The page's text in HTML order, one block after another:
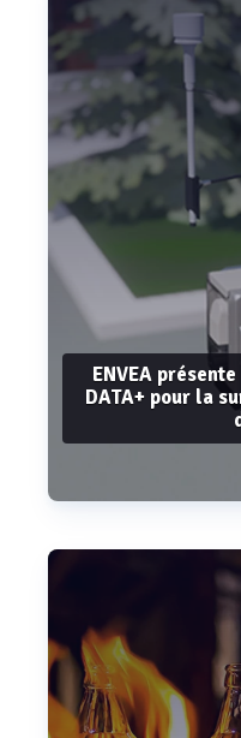
ENVEA
DATA+ pour la